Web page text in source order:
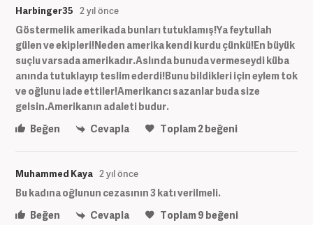
Harbinger35 2 yıl önce
Göstermelik amerikada bunları tutuklamış!Ya feytullah
gülen ve ekipleri!Neden amerika kendi kurdu çünkü!En büyük
suçlu varsada amerikadır.Aslında bunuda vermeseydi küba
anında tutuklayıp teslim ederdi!Bunu bildikleri için eylem tok
ve oğlunu iade ettiler!Amerikancı sazanlar buda size
gelsin.Amerikanın adaleti budur.
Beğen
Cevapla Toplam2 beğeni
Muhammed Kaya 2 yıl önce
Bu kadına oğlunun cezasının 3 katı verilmeli.
Beğen
Cevapla Toplam9 beğeni